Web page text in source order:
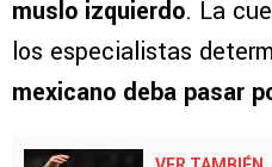
muslo izquierdo. La
los especialistas
mexicano deba pasar